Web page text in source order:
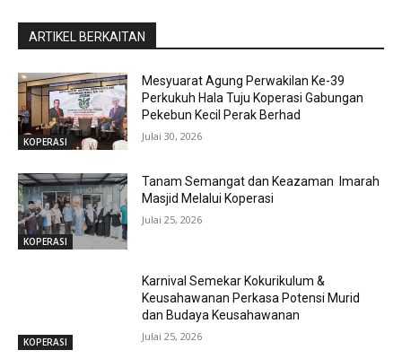
ARTIKEL BERKAITAN
KOPERASI
Mesyuarat Agung Perwakilan Ke-39
Perkukuh Hala Tuju Koperasi Gabungan
Pekebun Kecil Perak Berhad
Julai 30, 2026
KOPERASI
Tanam Semangat dan Keazaman Imarah
Masjid Melalui Koperasi
Julai 25, 2026
KOPERASI
Karnival Semekar Kokurikulum &
Keusahawanan Perkasa Potensi Murid
dan Budaya Keusahawanan
Julai 25, 2026